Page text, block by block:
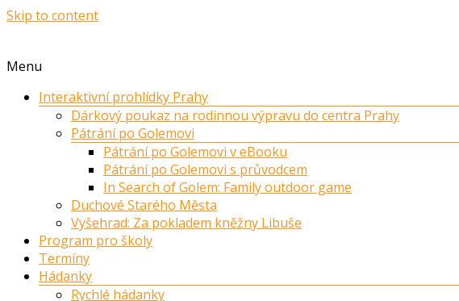
Skip to content
Menu
Interaktivní prohlídky Prahy
Dárkový poukaz na rodinnou výpravu do centra Prahy
Pátrání po Golemovi
Pátrání po Golemovi v eBooku
Pátrání po Golemovi s průvodcem
In Search of Golem: Family outdoor game
Duchové Starého Města
Vyšehrad: Za pokladem kněžny Libuše
Program pro školy
Termíny
Hádanky
Rychlé hádanky